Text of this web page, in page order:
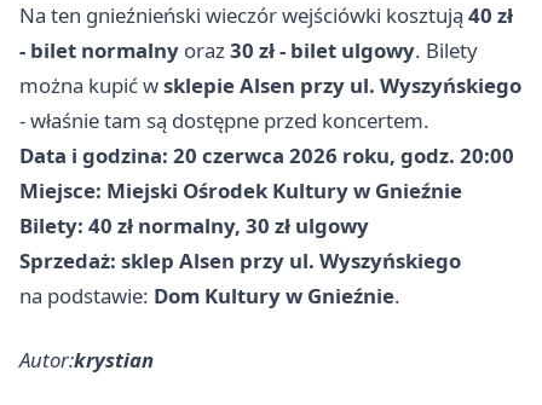
Na ten gnieźnieński wieczór wejściówki kosztują 40 zł
- bilet normalny oraz30 zł - bilet ulgowy. Bilety
można kupić wsklepie Alsen przy ul. Wyszyńskiego
- właśnie tam są dostępne przed koncertem.
Data i godzina: 20 czerwca 2026 roku, godz. 20:00
Miejsce: Miejski Ośrodek Kultury w Gnieźnie
Bilety: 40 zł normalny, 30 zł ulgowy
Sprzedaż: sklep Alsen przy ul. Wyszyńskiego
na podstawie: Dom Kultury w Gnieźnie.
Autor:krystian